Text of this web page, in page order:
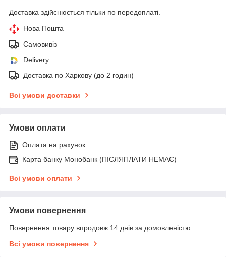
Доставка здійснюється тільки по передоплаті.
Нова Пошта
Самовивіз
Delivery
Доставка по Харкову (до 2 годин)
Всі умови доставки
Умови оплати
Оплата на рахунок
Карта банку Монобанк (ПІСЛЯПЛАТИ НЕМАЄ)
Всі умови оплати
Умови повернення
Повернення товару впродовж 14 днів за домовленістю
Всі умови повернення